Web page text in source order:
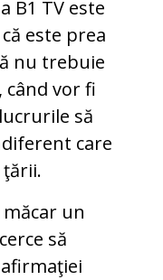
B1 TV este
este prea
nu trebuie
când vor fi
să
care
un
să